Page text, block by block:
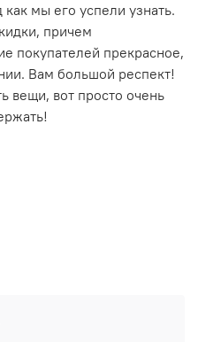
мы его успели узнать.
причем
покупателей прекрасное,
Вам большой респект!
вещи, вот просто очень